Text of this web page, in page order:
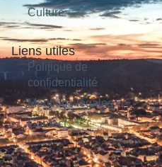
Culture
Liens utiles
Politique de
confidentialité
Mentions légales
Contact